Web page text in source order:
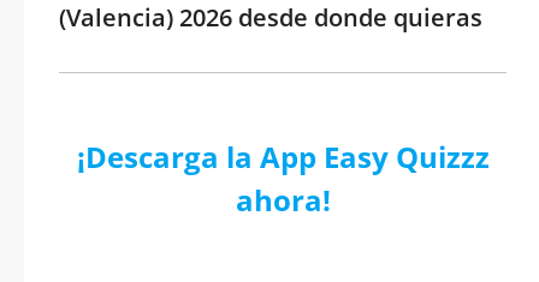
(Valencia) 2026 desde donde quieras
¡Descarga la App Easy Quizzz
ahora!